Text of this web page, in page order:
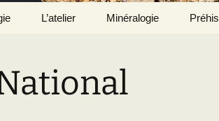
Géomorphologie du
Bassin parisien
L’atelier Minéralogie
Pétrographie